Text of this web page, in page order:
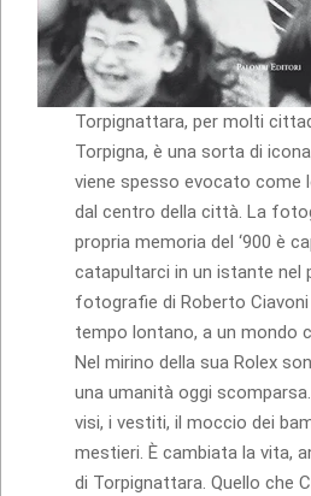
Torpignattara, per molti
Torpigna, è una sorta di
viene spesso evocato come
dal centro della città. La
propria memoria del ‘900 è
catapultarci in un istante nel
fotografie di Roberto
tempo lontano, a un mondo
Nel mirino della sua Rolex
una umanità oggi
visi, i vestiti, il moccio dei
mestieri. È cambiata la vita,
di Torpignattara. Quello che